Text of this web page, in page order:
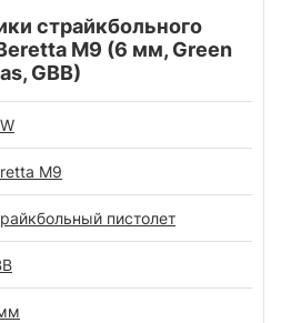
страйкбольного
M9 (6 мм, Green
GBB)
M9
пистолет